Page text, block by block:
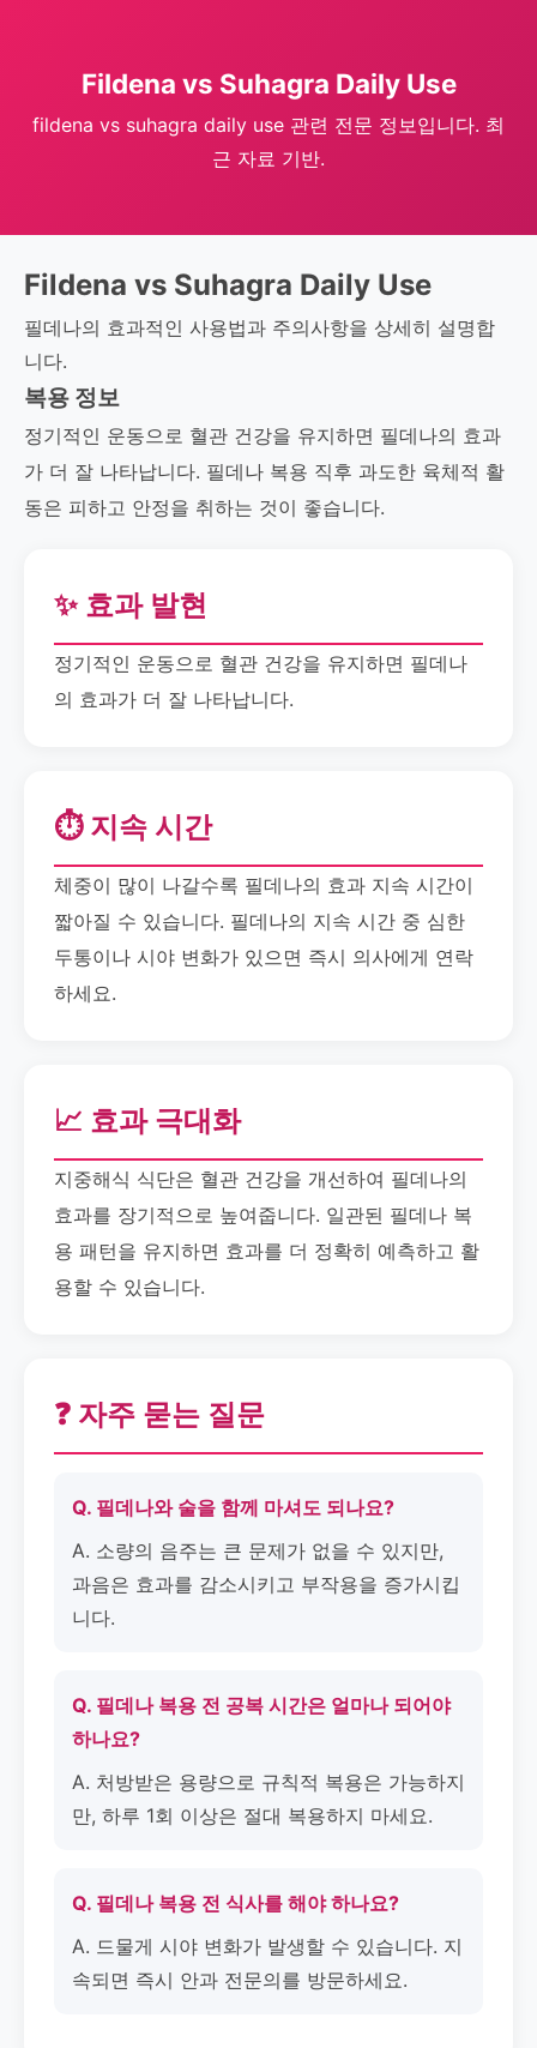
Fildena vs Suhagra Daily Use
fildena vs suhagra daily use 관련 전문 정보입니다. 최
근 자료 기반.
Fildena vs Suhagra Daily Use
필데나의 효과적인 사용법과 주의사항을 상세히 설명합
니다.
복용 정보
정기적인 운동으로 혈관 건강을 유지하면 필데나의 효과
가 더 잘 나타납니다. 필데나 복용 직후 과도한 육체적 활
동은 피하고 안정을 취하는 것이 좋습니다.
✨ 효과 발현
정기적인 운동으로 혈관 건강을 유지하면 필데나
의 효과가 더 잘 나타납니다.
⏱️ 지속 시간
체중이 많이 나갈수록 필데나의 효과 지속 시간이
짧아질 수 있습니다. 필데나의 지속 시간 중 심한
두통이나 시야 변화가 있으면 즉시 의사에게 연락
하세요.
📈 효과 극대화
지중해식 식단은 혈관 건강을 개선하여 필데나의
효과를 장기적으로 높여줍니다. 일관된 필데나 복
용 패턴을 유지하면 효과를 더 정확히 예측하고 활
용할 수 있습니다.
❓ 자주 묻는 질문
Q. 필데나와 술을 함께 마셔도 되나요?
A. 소량의 음주는 큰 문제가 없을 수 있지만,
과음은 효과를 감소시키고 부작용을 증가시킵
니다.
Q. 필데나 복용 전 공복 시간은 얼마나 되어야
하나요?
A. 처방받은 용량으로 규칙적 복용은 가능하지
만, 하루 1회 이상은 절대 복용하지 마세요.
Q. 필데나 복용 전 식사를 해야 하나요?
A. 드물게 시야 변화가 발생할 수 있습니다. 지
속되면 즉시 안과 전문의를 방문하세요.